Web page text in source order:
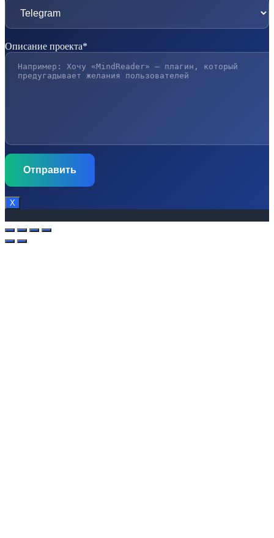
Описание проекта*
Х